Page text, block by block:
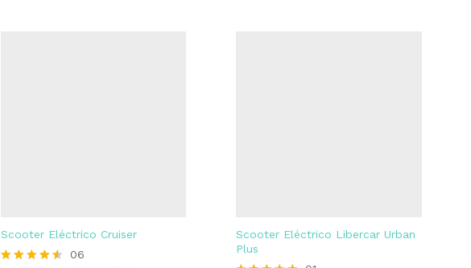
Scooter Eléctrico Cruiser
06
Scooter Eléctrico Libercar Urban
Plus